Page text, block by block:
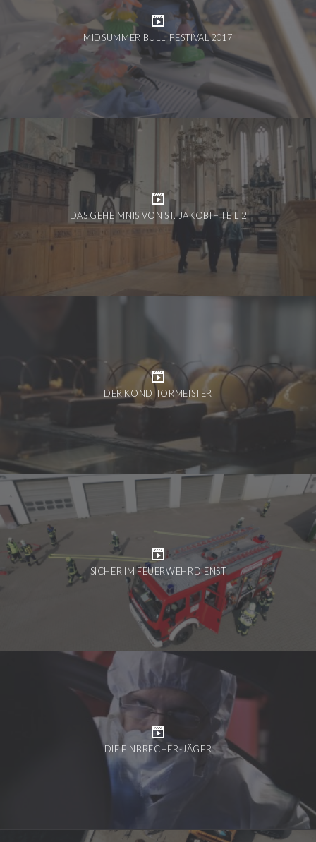
MIDSUMMER BULLI FESTIVAL 2017
DAS GEHEIMNIS VON ST. JAKOBI – TEIL 2
DER KONDITORMEISTER
SICHER IM FEUERWEHRDIENST
DIE EINBRECHER-JÄGER